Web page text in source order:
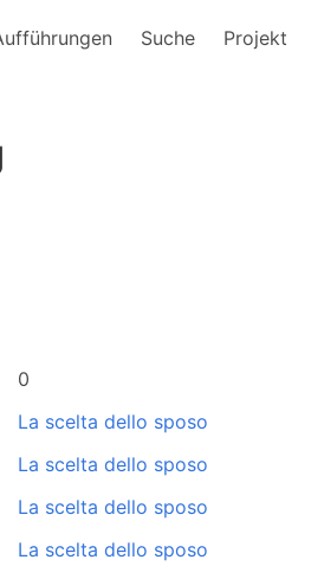
Suche Projekt
0
La scelta dello sposo
La scelta dello sposo
La scelta dello sposo
La scelta dello sposo